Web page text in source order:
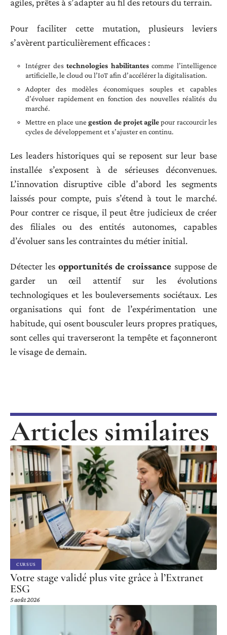
agiles, prêtes à s’adapter au fil des retours du terrain.
Pour faciliter cette mutation, plusieurs leviers
s’avèrent particulièrement efficaces :
Intégrer destechnologies habilitantescomme l’intelligence
artificielle, le cloud ou l’IoT afin d’accélérer la digitalisation.
Adopter des modèles économiques souples et capables
d’évoluer rapidement en fonction des nouvelles réalités du
marché.
Mettre en place unegestion de projet agilepour raccourcir les
cycles de développement et s’ajuster en continu.
Les leaders historiques qui se reposent sur leur base
installée s’exposent à de sérieuses déconvenues.
L’innovation disruptive cible d’abord les segments
laissés pour compte, puis s’étend à tout le marché.
Pour contrer ce risque, il peut être judicieux de créer
des filiales ou des entités autonomes, capables
d’évoluer sans les contraintes du métier initial.
Détecter les opportunités de croissance suppose de
garder un œil attentif sur les évolutions
technologiques et les bouleversements sociétaux. Les
organisations qui font de l’expérimentation une
habitude, qui osent bousculer leurs propres pratiques,
sont celles qui traverseront la tempête et façonneront
le visage de demain.
Articles similaires
CURSUS
Votre stage validé plus vite grâce à l’Extranet
ESG
5 août 2026